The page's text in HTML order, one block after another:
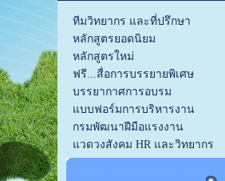
ทีมวิทยากร และที่ปรึกษา
หลักสูตรยอดนิยม
หลักสูตรใหม่
ฟรี...สื่อการบรรยายพิเศษ
บรรยากาศการอบรม
แบบฟอร์มการบริหารงาน
กรมพัฒนาฝีมือแรงงาน
แวดวงสังคม HR และวิทยากร